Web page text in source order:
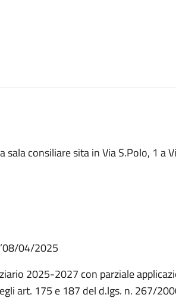
sala consiliare sita in Via S.Polo, 1 a
04/2025
2025-2027 con parziale
art. 175 e 187 del d.lgs. n. 267/